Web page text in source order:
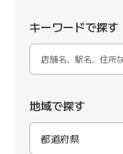
キーワードで探す
地域で探す
都道府県